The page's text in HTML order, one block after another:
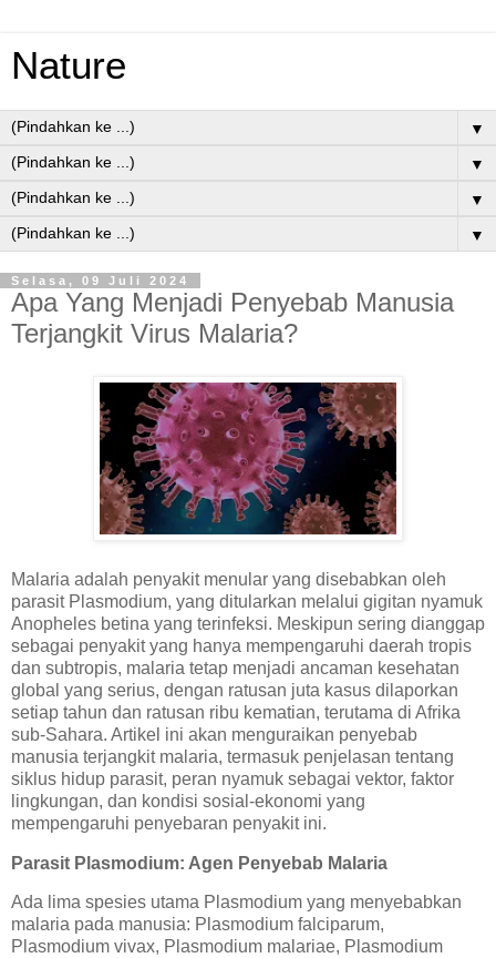
Nature
▼
▼
▼
▼
Selasa, 09 Juli 2024
Apa Yang Menjadi Penyebab Manusia
Terjangkit Virus Malaria?
Malaria adalah penyakit menular yang disebabkan oleh
parasit Plasmodium, yang ditularkan melalui gigitan nyamuk
Anopheles betina yang terinfeksi. Meskipun sering dianggap
sebagai penyakit yang hanya mempengaruhi daerah tropis
dan subtropis, malaria tetap menjadi ancaman kesehatan
global yang serius, dengan ratusan juta kasus dilaporkan
setiap tahun dan ratusan ribu kematian, terutama di Afrika
sub-Sahara. Artikel ini akan menguraikan penyebab
manusia terjangkit malaria, termasuk penjelasan tentang
siklus hidup parasit, peran nyamuk sebagai vektor, faktor
lingkungan, dan kondisi sosial-ekonomi yang
mempengaruhi penyebaran penyakit ini.
Parasit Plasmodium: Agen Penyebab Malaria
Ada lima spesies utama Plasmodium yang menyebabkan
malaria pada manusia: Plasmodium falciparum,
Plasmodium vivax, Plasmodium malariae, Plasmodium